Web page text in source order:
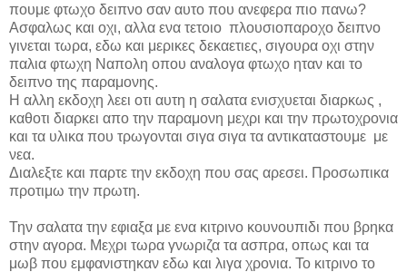
πουμε φτωχο δειπνο σαν αυτο που ανεφερα πιο πανω?
Aσφαλως και οχι, αλλα ενα τετοιο πλουσιοπαροχο δειπνο
γινεται τωρα, εδω και μερικες δεκαετιες, σιγουρα οχι στην
παλια φτωχη Ναπολη οπου αναλογα φτωχο ηταν και το
δειπνο της παραμονης.
Η αλλη εκδοχη λεει οτι αυτη η σαλατα ενισχυεται διαρκως ,
καθοτι διαρκει απο την παραμονη μεχρι και την πρωτοχρονια
και τα υλικα που τρωγονται σιγα σιγα τα αντικαταστουμε με
νεα.
Διαλεξτε και παρτε την εκδοχη που σας αρεσει. Προσωπικα
προτιμω την πρωτη.
Την σαλατα την εφιαξα με ενα κιτρινο κουνουπιδι που βρηκα
στην αγορα. Μεχρι τωρα γνωριζα τα ασπρα, οπως και τα
μωβ που εμφανιστηκαν εδω και λιγα χρονια. Το κιτρινο το